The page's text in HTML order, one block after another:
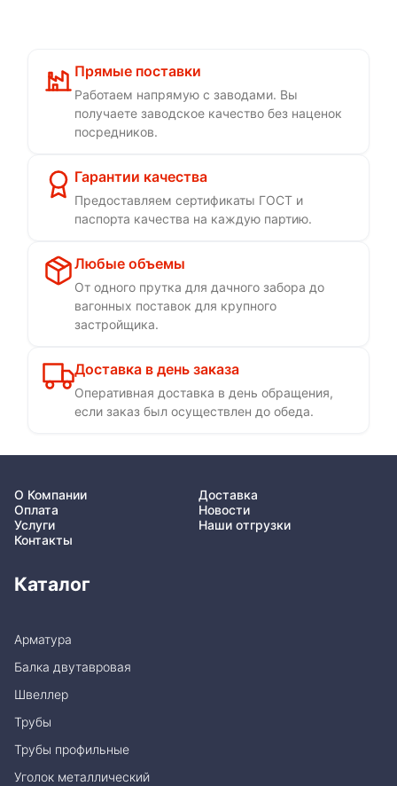
Прямые поставки
Работаем напрямую с заводами. Вы
получаете заводское качество без наценок
посредников.
Гарантии качества
Предоставляем сертификаты ГОСТ и
паспорта качества на каждую партию.
Любые объемы
От одного прутка для дачного забора до
вагонных поставок для крупного
застройщика.
Доставка в день заказа
Оперативная доставка в день обращения,
если заказ был осуществлен до обеда.
О Компании
Доставка
Оплата
Новости
Услуги
Наши отгрузки
Контакты
Каталог
Арматура
Балка двутавровая
Швеллер
Трубы
Трубы профильные
Уголок металлический